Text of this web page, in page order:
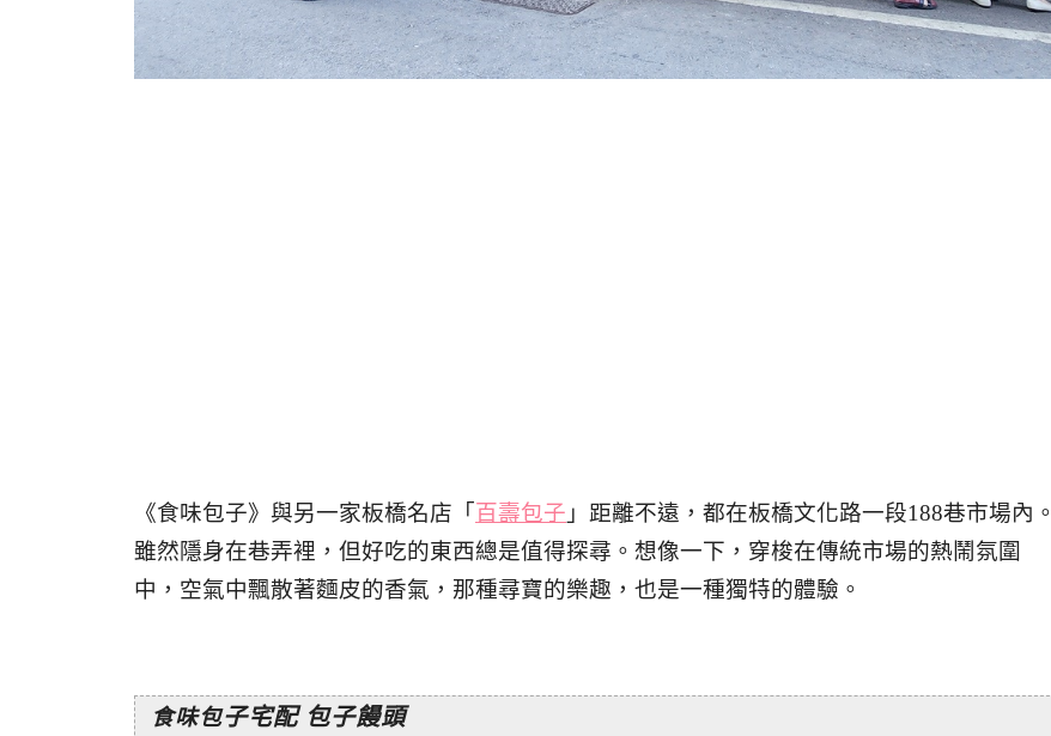
《食味包子》與另一家板橋名店「 百壽包子 」距離不遠，都在板橋文化路一段188巷市場內。
雖然隱身在巷弄裡，但好吃的東西總是值得探尋。想像一下，穿梭在傳統市場的熱鬧氛圍
中，空氣中飄散著麵皮的香氣，那種尋寶的樂趣，也是一種獨特的體驗。
食味包子宅配 包子饅頭